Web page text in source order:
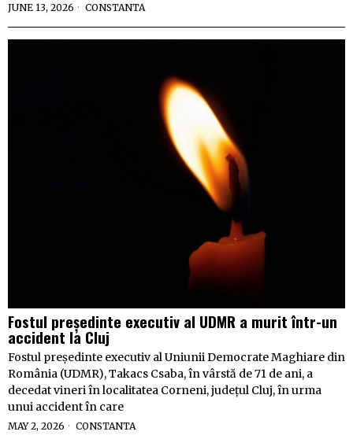
JUNE 13, 2026 CONSTANTA
Fostul președinte executiv al UDMR a murit într-un
accident la Cluj
Fostul președinte executiv al Uniunii Democrate Maghiare din
România (UDMR), Takacs Csaba, în vârstă de 71 de ani, a
decedat vineri în localitatea Corneni, județul Cluj, în urma
unui accident în care
MAY 2, 2026 CONSTANTA